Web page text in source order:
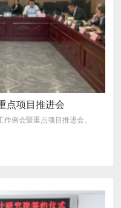
点项目推进会
例会暨重点项目推进会。